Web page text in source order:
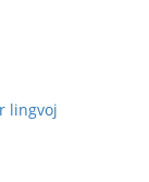
lingvoj